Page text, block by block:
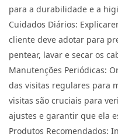
para a durabilidade e a
Cuidados Diários:
cliente deve adotar para
pentear, lavar e secar os
Manutenções Periódicas:
das visitas regulares para
visitas são cruciais para
ajustes e garantir que ela
Produtos Recomendados: